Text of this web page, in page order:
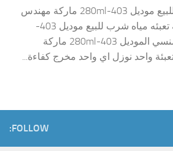
مكينه تعبئه مياه شرب للبيع موديل 403-280ml ماركة مهندس
منسي مواصفات مكينه تعبئه مياه شرب للبيع موديل 403-
280ml ماركة مهندس منسي الموديل 403-280ml ماركة
واحد نوزل اي واحد مخرج كفاءة...
FOLLOW: